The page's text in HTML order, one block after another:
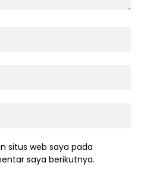
situs web saya pada
saya berikutnya.